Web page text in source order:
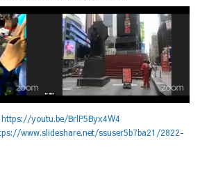
https://youtu.be/BrlP5Byx4W4
www.slideshare.net/ssuser5b7ba21/2822-